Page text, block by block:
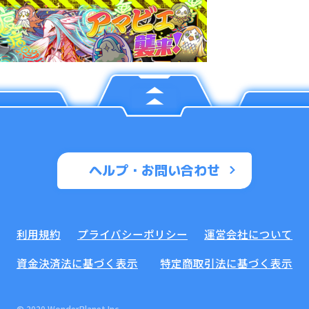
ヘルプ・お問い合わせ
利用規約 プライバシーポリシー
運営会社について
資金決済法に基づく表示
特定商取引法に基づく表示